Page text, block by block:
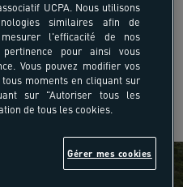
UCPA. Nous utilisons
similaires afin de
l'efficacité de nos
pour ainsi vous
Vous pouvez modifier vos
moments en cliquant sur
sur "Autoriser tous les
de tous les cookies.
Gérer mes cookies